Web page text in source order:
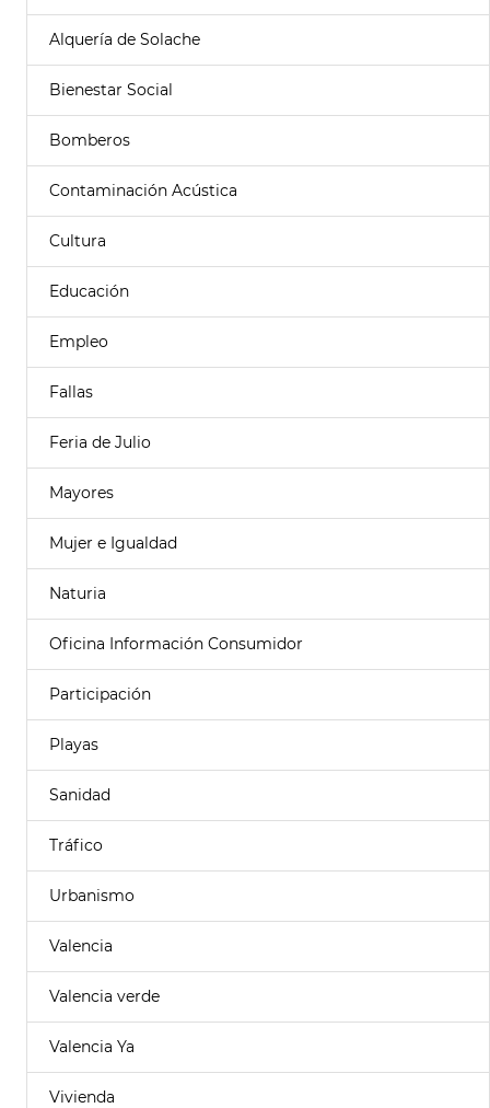
Alquería de Solache
Bienestar Social
Bomberos
Contaminación Acústica
Cultura
Educación
Empleo
Fallas
Feria de Julio
Mayores
Mujer e Igualdad
Naturia
Oficina Información Consumidor
Participación
Playas
Sanidad
Tráfico
Urbanismo
Valencia
Valencia verde
Valencia Ya
Vivienda